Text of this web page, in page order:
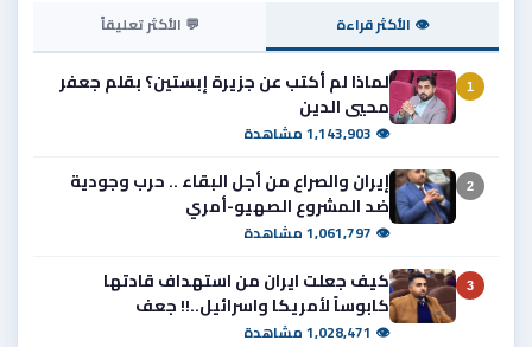
👁 الأكثر قراءة 💬 الأكثر تعليقاً
1
لماذا لم أكتب عن جزيرة إبستين؟ بقلم جعفر
محيي الدين
👁 1,143,903 مشاهدة
2
إيران والصراع من أجل البقاء .. حرب وجودية
ضد المشروع الصهيو-أمري
👁 1,061,797 مشاهدة
3
كيف جعلت ايران من استهداف قادتها
كابوساً لأمريكا واسرائيل..!! جعف
👁 1,028,471 مشاهدة